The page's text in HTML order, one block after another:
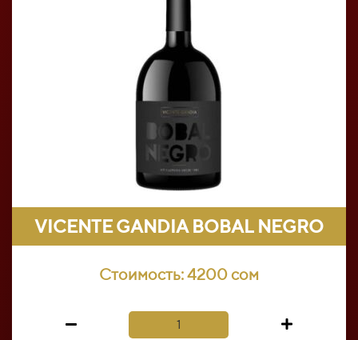
VICENTE GANDIA BOBAL NEGRO
Стоимость:4200 сом